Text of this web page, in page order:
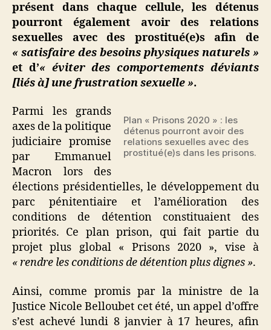
relations
sexuelles
avec
des
prostitué(e)s
présent dans chaque cellule, les détenus
pourront également avoir des relations
sexuelles avec des prostitué(e)s afin de
« satisfaire des besoins physiques naturels »
et d’« éviter des comportements déviants
[liés à] une frustration sexuelle ».
Plan « Prisons 2020 » : les
détenus pourront avoir des
relations sexuelles avec des
prostitué(e)s dans les prisons.
Parmi les grands
axes de la politique
judiciaire promise
par Emmanuel
Macron lors des
élections présidentielles, le développement du
parc pénitentiaire et l’amélioration des
conditions de détention constituaient des
priorités. Ce plan prison, qui fait partie du
projet plus global « Prisons 2020 », vise à
« rendre les conditions de détention plus dignes ».
Ainsi, comme promis par la ministre de la
Justice Nicole Belloubet cet été, un appel d’offre
s’est achevé lundi 8 janvier à 17 heures, afin